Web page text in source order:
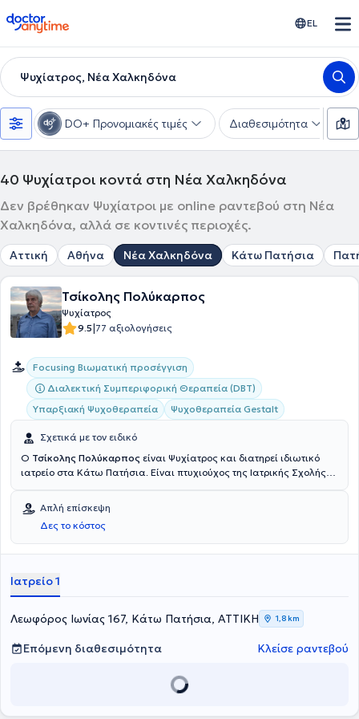
doctoranytime EL
Ψυχίατρος, Νέα Χαλκηδόνα
DO+ Προνομιακές τιμές Διαθεσιμότητα
40 Ψυχίατροι κοντά στη Νέα Χαλκηδόνα
Δεν βρέθηκαν Ψυχίατροι με online ραντεβού στη Νέα
Χαλκηδόνα, αλλά σε κοντινές περιοχές.
Αττική Αθήνα Νέα Χαλκηδόνα Κάτω Πατήσια
Τσίκολης Πολύκαρπος
Ψυχίατρος
9.5|77 αξιολογήσεις
Focusing Βιωματική προσέγγιση
Διαλεκτική Συμπεριφορική Θεραπεία (DBT)
Υπαρξιακή Ψυχοθεραπεία
Ψυχοθεραπεία Gestalt
Σχετικά με τον ειδικό
Ο Τσίκολης Πολύκαρπος είναι Ψυχίατρος και διατηρεί ιδιωτικό
ιατρείο στα Κάτω Πατήσια. Είναι πτυχιούχος της Ιατρικής Σχολής
ιδιαίτερη κλινική και ψυχοθεραπευτική εμπειρία δεκαετιών και
ασχολείται με την κλινική ψυχοφαρμακολογία. Είναι ψυχίατρος στο
Ιατρικό Κέντρο Αποκατάστασης Θυμάτων Βασανιστηρίων και
συνεργάτης ιατρός στα ψυχιατρικά νοσοκομεία CHP - Χάβρη και
πλήθος μετεκπαιδευτικών σεμιναρίων στην Ελλάδα και το
εξωτερικό, στα πλαίσια της συνεχούς κατάρτισης.
Απλή επίσκεψη
Δες το κόστος
Ιατρείο 1
Λεωφόρος Ιωνίας 167, Κάτω Πατήσια, ΑΤΤΙΚΗ 1,8 km
Επόμενη διαθεσιμότητα Κλείσε ραντεβού